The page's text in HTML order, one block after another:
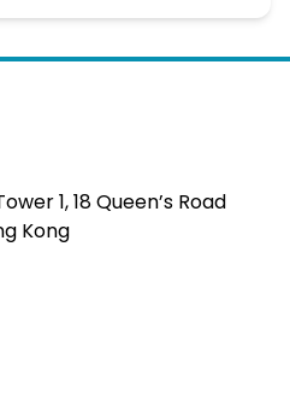
1, 18 Queen’s Road
Kong